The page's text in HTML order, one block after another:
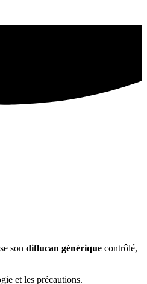
son diflucan générique contrôlé,
et les précautions.